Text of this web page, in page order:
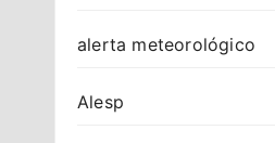
alerta meteorológico
Alesp